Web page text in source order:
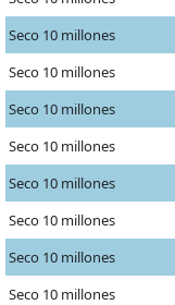
Seco 10 millones
Seco 10 millones
Seco 10 millones
Seco 10 millones
Seco 10 millones
Seco 10 millones
Seco 10 millones
Seco 10 millones